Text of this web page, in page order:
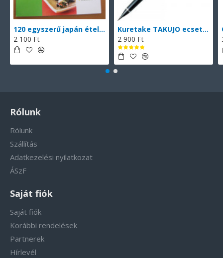
120 egyszerű japán étel (magyarul)
2 100 Ft
Kuretake TAKUJO ecsettoll No. 8 (DP150-8B), vékony hegyű ecsettoll, fekete tinta, 2 db cserélhető patronnal
2 900 Ft
Rólunk
Rólunk
Szállítás
Adatkezelési nyilatkozat
ÁSzF
Saját fiók
Saját fiók
Korábbi rendelések
Partnerek
Hírlevél